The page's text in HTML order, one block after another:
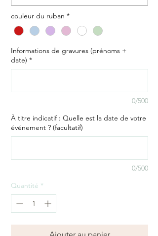
couleur du ruban *
Informations de gravures (prénoms +
date) *
0/500
À titre indicatif : Quelle est la date de votre
événement ? (facultatif)
0/500
Quantité *